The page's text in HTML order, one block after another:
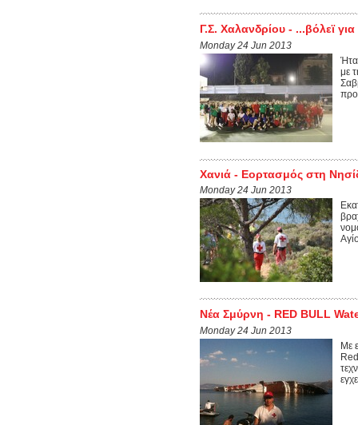
Γ.Σ. Χαλανδρίου - ...βόλεϊ
Monday 24 Jun 2013
με
Χανιά - Εορτασμός στη
Monday 24 Jun 2013
Νέα Σμύρνη - RED BULL
Monday 24 Jun 2013
Με